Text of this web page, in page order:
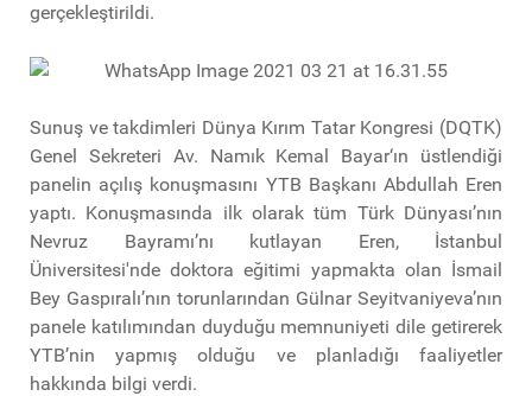
gerçekleştirildi.
Sunuş ve takdimleri Dünya Kırım Tatar Kongresi (DQTK)
Genel Sekreteri Av. Namık Kemal Bayar‘ın üstlendiği
panelin açılış konuşmasını YTB Başkanı Abdullah Eren
yaptı. Konuşmasında ilk olarak tüm Türk Dünyası’nın
Nevruz Bayramı’nı kutlayan Eren, İstanbul
Üniversitesi'nde doktora eğitimi yapmakta olan İsmail
Bey Gaspıralı’nın torunlarından Gülnar Seyitvaniyeva’nın
panele katılımından duyduğu memnuniyeti dile getirerek
YTB’nin yapmış olduğu ve planladığı faaliyetler
hakkında bilgi verdi.